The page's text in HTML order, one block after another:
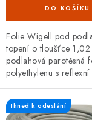
Folie Wigell pod
topení o tloušťce
podlahová parotěsná
polyethylenu s reflexní
vrstvou. Folie je
rastrem po 5 cm,...
Ihned k odeslání